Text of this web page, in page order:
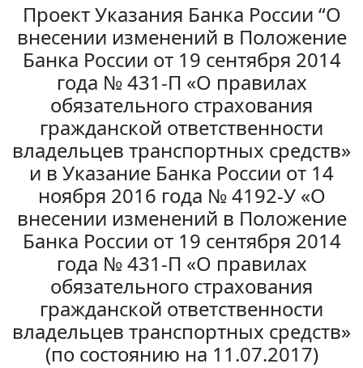
Проект Указания Банка России “О
внесении изменений в Положение
Банка России от 19 сентября 2014
года № 431-П «О правилах
обязательного страхования
гражданской ответственности
владельцев транспортных средств»
и в Указание Банка России от 14
ноября 2016 года № 4192-У «О
внесении изменений в Положение
Банка России от 19 сентября 2014
года № 431-П «О правилах
обязательного страхования
гражданской ответственности
владельцев транспортных средств»
(по состоянию на 11.07.2017)